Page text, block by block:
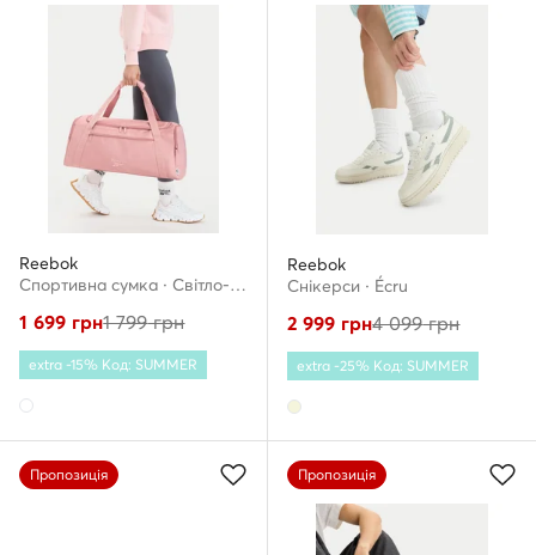
Reebok
Спортивна сумка · Світло-рожевий
1 699 грн1 799грн
extra -15% Код: SUMMER
Reebok
Снікерcи · Écru
2 999 грн4 099грн
extra -25% Код: SUMMER
Пропозиція Пропозиція